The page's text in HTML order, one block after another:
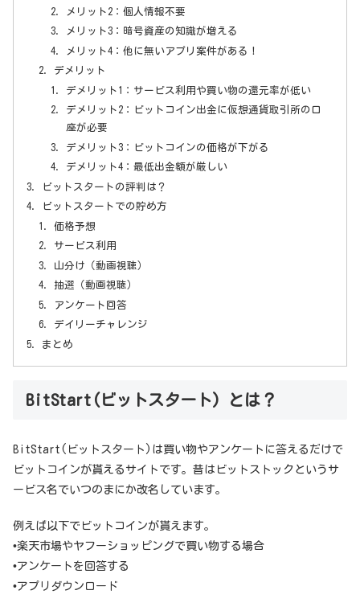
メリット2：個人情報不要
メリット3：暗号資産の知識が増える
メリット4：他に無いアプリ案件がある！
デメリット
デメリット1：サービス利用や買い物の還元率が低い
デメリット2：ビットコイン出金に仮想通貨取引所の口
座が必要
デメリット3：ビットコインの価格が下がる
デメリット4：最低出金額が厳しい
ビットスタートの評判は？
ビットスタートでの貯め方
価格予想
サービス利用
山分け（動画視聴）
抽選（動画視聴）
アンケート回答
デイリーチャレンジ
まとめ
BitStart(ビットスタート) とは？
BitStart(ビットスタート)は買い物やアンケートに答えるだけで
ビットコインが貰えるサイトです。昔はビットストックというサ
ービス名でいつのまにか改名しています。
例えば以下でビットコインが貰えます。
•楽天市場やヤフーショッピングで買い物する場合
•アンケートを回答する
•アプリダウンロード